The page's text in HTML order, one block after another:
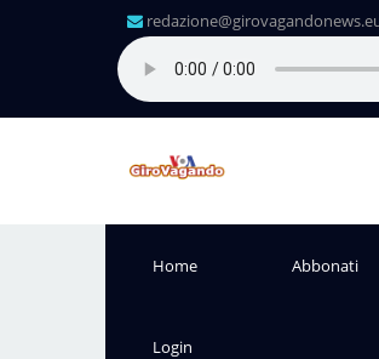
Home Abbonati
Login